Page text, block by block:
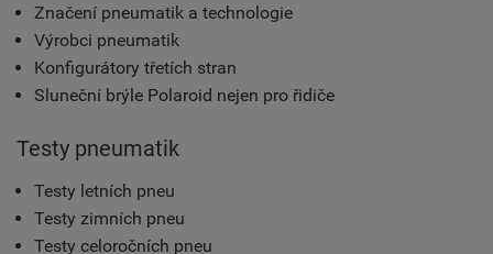
Značení pneumatik a technologie
Výrobci pneumatik
Konfigurátory třetích stran
Sluneční brýle Polaroid nejen pro řidiče
Testy pneumatik
Testy letních pneu
Testy zimních pneu
Testy celoročních pneu